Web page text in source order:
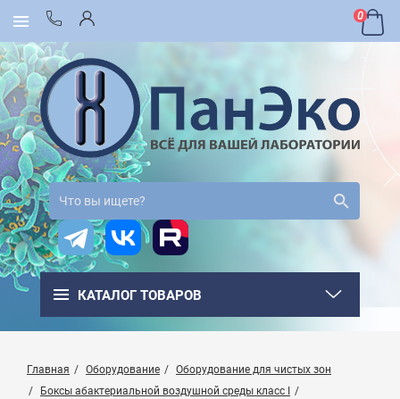
0
КАТАЛОГ ТОВАРОВ
Главная Оборудование
Оборудование для чистых зон
Боксы абактериальной воздушной среды класс I